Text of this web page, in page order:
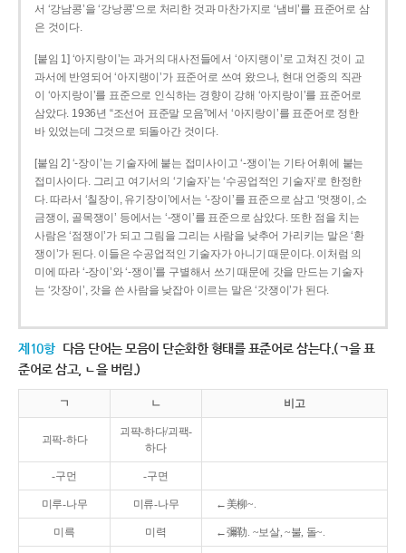
서 ‘강남콩’을 ‘강낭콩’으로 처리한 것과 마찬가지로 ‘냄비’를 표준어로 삼
은 것이다.
[붙임 1] ‘아지랑이’는 과거의 대사전들에서 ‘아지랭이’로 고쳐진 것이 교
과서에 반영되어 ‘아지랭이’가 표준어로 쓰여 왔으나, 현대 언중의 직관
이 ‘아지랑이’를 표준으로 인식하는 경향이 강해 ‘아지랑이’를 표준어로
삼았다. 1936년 “조선어 표준말 모음”에서 ‘아지랑이’를 표준어로 정한
바 있었는데 그것으로 되돌아간 것이다.
[붙임 2] ‘-장이’는 기술자에 붙는 접미사이고 ‘-쟁이’는 기타 어휘에 붙는
접미사이다. 그리고 여기서의 ‘기술자’는 ‘수공업적인 기술자’로 한정한
다. 따라서 ‘칠장이, 유기장이’에서는 ‘-장이’를 표준으로 삼고 ‘멋쟁이, 소
금쟁이, 골목쟁이’ 등에서는 ‘-쟁이’를 표준으로 삼았다. 또한 점을 치는
사람은 ‘점쟁이’가 되고 그림을 그리는 사람을 낮추어 가리키는 말은 ‘환
쟁이’가 된다. 이들은 수공업적인 기술자가 아니기 때문이다. 이처럼 의
미에 따라 ‘-장이’와 ‘-쟁이’를 구별해서 쓰기 때문에 갓을 만드는 기술자
는 ‘갓장이’, 갓을 쓴 사람을 낮잡아 이르는 말은 ‘갓쟁이’가 된다.
제10항 다음 단어는 모음이 단순화한 형태를 표준어로 삼는다.(ㄱ을 표
준어로 삼고, ㄴ을 버림.)
ㄱ ㄴ 비고
괴팍-하다
괴퍅-하다/괴팩-
하다
-구먼 -구면
미루-나무 미류-나무 ←美柳~.
미륵 미력 ←彌勒. ~보살, ~불, 돌~.